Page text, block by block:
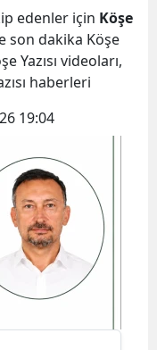
edenler için Köşe
son dakika Köşe
Yazısı videoları,
haberleri
19:04